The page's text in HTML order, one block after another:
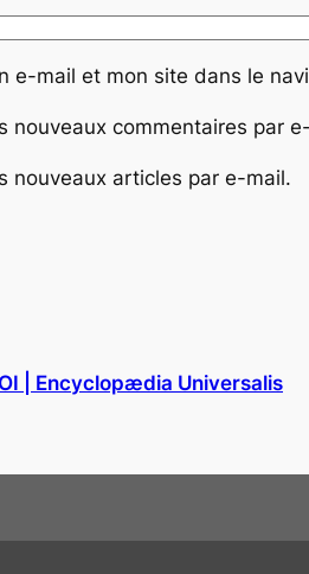
e-mail et mon site dans le
nouveaux commentaires par
nouveaux articles par e-mail.
| Encyclopædia Universalis